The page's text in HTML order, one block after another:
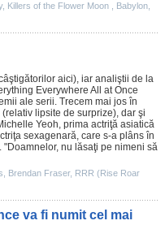
, Killers of the Flower Moon Babylon
aici), iar analiştii de la
Everywhere All at Once
ale serii. Trecem mai jos în
lipsite de surprize), dar şi
Yeoh, prima actriţă asiatică
sexagenară, care s-a plâns în
nu lăsaţi pe nimeni să
Brendan Fraser, RRR (Rise Roar
va fi numit cel mai